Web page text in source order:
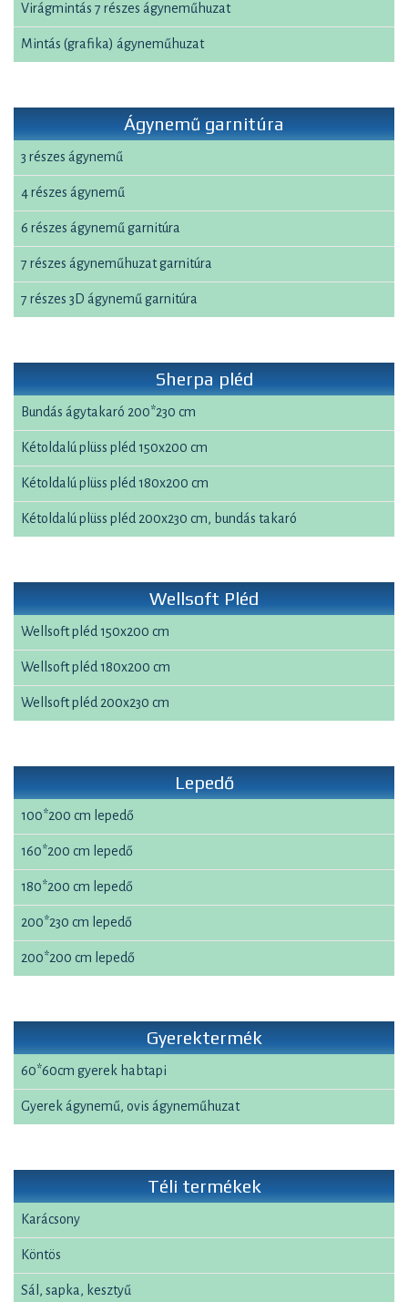
Virágmintás 7 részes ágyneműhuzat
Mintás (grafika) ágyneműhuzat
Ágynemű garnitúra
3 részes ágynemű
4 részes ágynemű
6 részes ágynemű garnitúra
7 részes ágyneműhuzat garnitúra
7 részes 3D ágynemű garnitúra
Sherpa pléd
Bundás ágytakaró 200*230 cm
Kétoldalú plüss pléd 150x200 cm
Kétoldalú plüss pléd 180x200 cm
Kétoldalú plüss pléd 200x230 cm, bundás takaró
Wellsoft Pléd
Wellsoft pléd 150x200 cm
Wellsoft pléd 180x200 cm
Wellsoft pléd 200x230 cm
Lepedő
100*200 cm lepedő
160*200 cm lepedő
180*200 cm lepedő
200*230 cm lepedő
200*200 cm lepedő
Gyerektermék
60*60cm gyerek habtapi
Gyerek ágynemű, ovis ágyneműhuzat
Téli termékek
Karácsony
Köntös
Sál, sapka, kesztyű